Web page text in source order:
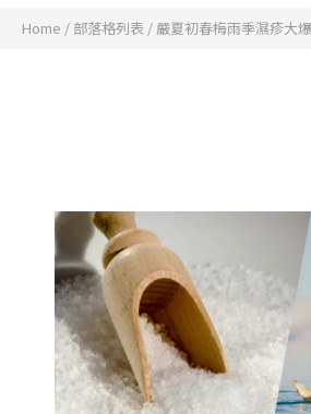
Home / 部落格列表 / 嚴夏初春梅雨季濕疹大